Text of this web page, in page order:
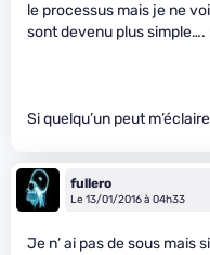
le processus mais je ne
sont devenu plus
Si quelqu’un peut
fullero
Le 13/01/2016 à 04h33
Je n’ ai pas de sous mais